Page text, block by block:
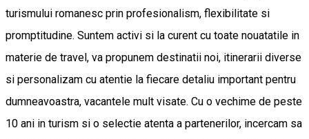
turismului romanesc prin profesionalism, flexibilitate si
promptitudine. Suntem activi si la curent cu toate nouatatile in
materie de travel, va propunem destinatii noi, itinerarii diverse
si personalizam cu atentie la fiecare detaliu important pentru
dumneavoastra, vacantele mult visate. Cu o vechime de peste
10 ani in turism si o selectie atenta a partenerilor, incercam sa